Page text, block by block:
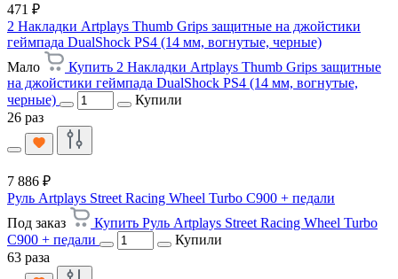
471 ₽
2 Накладки Artplays Thumb Grips защитные на джойстики
геймпада DualShock PS4 (14 мм, вогнутые, черные)
Мало
Купить 2 Накладки Artplays Thumb Grips защитные
на джойстики геймпада DualShock PS4 (14 мм, вогнутые,
черные)
Купили
26 раз
7 886 ₽
Руль Artplays Street Racing Wheel Turbo C900 + педали
Под заказ
Купить Руль Artplays Street Racing Wheel Turbo
C900 + педали
Купили
63 раза